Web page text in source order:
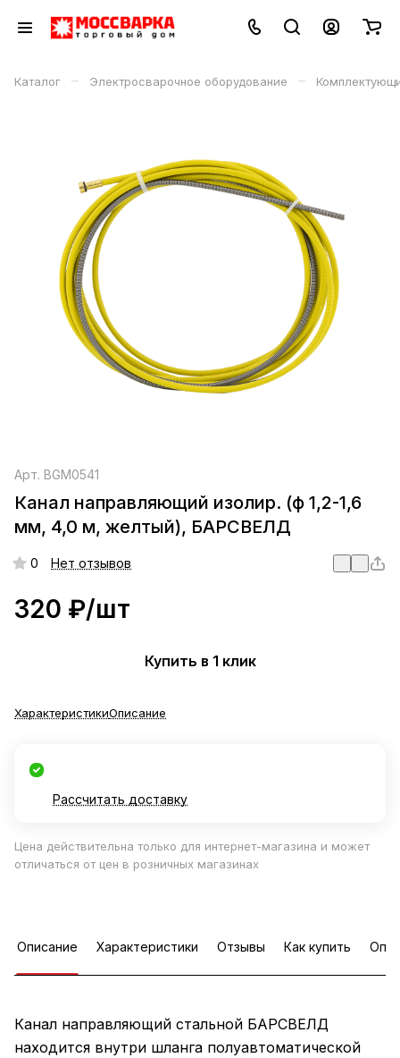
Каталог – Электросварочное оборудование –
Арт. BGM0541
Канал направляющий изолир. (ф 1,2-1,6
мм, 4,0 м, желтый), БАРСВЕЛД
0 Нет отзывов
320 ₽/шт
Купить в 1 клик
ХарактеристикиОписание
Рассчитать доставку
Цена действительна только для интернет-магазина и может
отличаться от цен в розничных магазинах
Описание Характеристики Отзывы Как купить
Канал направляющий стальной БАРСВЕЛД
находится внутри шланга полуавтоматической